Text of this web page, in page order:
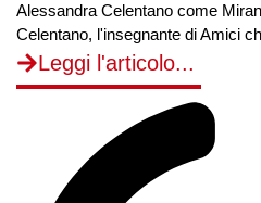
Alessandra Celentano come
Celentano, l'insegnante di Amici
Leggi l'articolo...